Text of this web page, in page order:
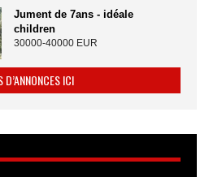
Jument de 7ans - idéale
children
30000-40000 EUR
D’ANNONCES ICI